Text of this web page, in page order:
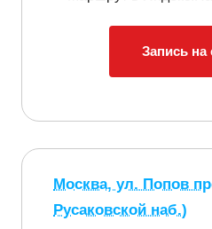
Запись на
Москва, ул. Попов
Русаковской наб.)